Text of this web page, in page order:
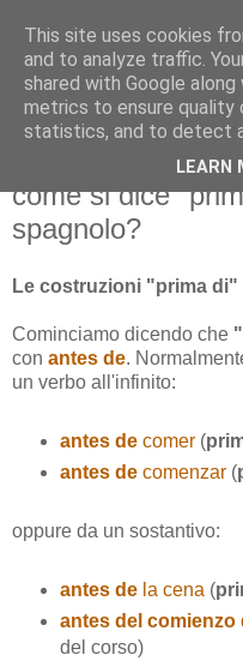
sabato 5 gennaio 2013
come si dice
spagnolo?
Le costruzioni "prima
Cominciamo dicendo che
con antes de.
un verbo all'infinito:
antes decomer(
antes decomenzar(
oppure da un sostantivo:
antes dela cena (
antes del comienzo
del corso)
This site uses cookies
and to analyze traffic.
shared with Google
metrics to ensure quality
statistics, and to detect
LEARN